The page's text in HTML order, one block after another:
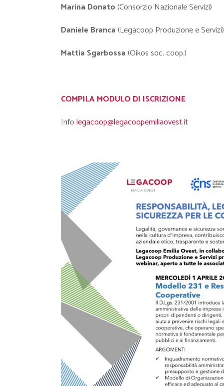
Marina Donato(Consorzio Nazionale Servizi)
Daniele Branca(Legacoop Produzione e Servizi)
Mattia Sgarbossa(Oikos soc. coop.)
COMPILA MODULO DI ISCRIZIONE
Infolegacoop@legacoopemiliaovest.it